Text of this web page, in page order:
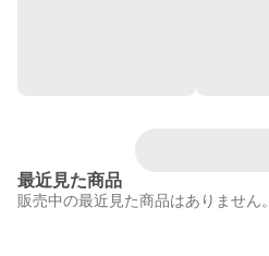
最近見た商品
販売中の最近見た商品はありません。